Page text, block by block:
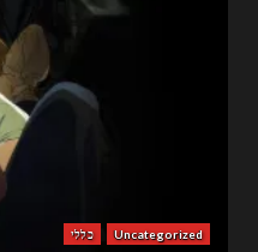
Uncategorized כללי